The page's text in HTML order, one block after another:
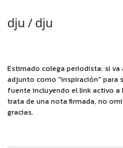
dju / dju
Estimado colega periodista: si
adjunto como "inspiración" para
fuente incluyendo el link activo
trata de una nota firmada, no
gracias.